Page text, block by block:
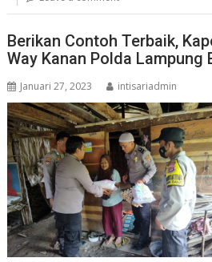
Berikan Contoh Terbaik,
Way Kanan Polda Lampung
Januari 27, 2023 intisariadmin